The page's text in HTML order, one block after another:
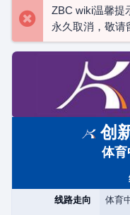
ZBC wiki温馨提
永久取消，敬请
创
体育
线路走向 体育